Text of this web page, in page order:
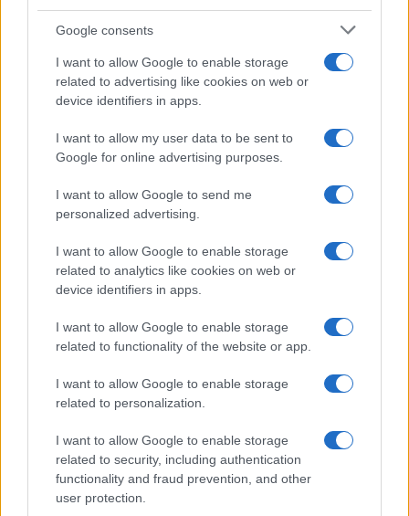
Google consents
I want to allow Google to enable storage
related to advertising like cookies on web or
device identifiers in apps.
I want to allow my user data to be sent to
Google for online advertising purposes.
I want to allow Google to send me
personalized advertising.
I want to allow Google to enable storage
related to analytics like cookies on web or
device identifiers in apps.
I want to allow Google to enable storage
related to functionality of the website or app.
I want to allow Google to enable storage
related to personalization.
I want to allow Google to enable storage
related to security, including authentication
functionality and fraud prevention, and other
user protection.
Lgbtq News
Olanda
Investeren 24